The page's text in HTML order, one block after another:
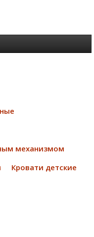
механизмом
Кровати детские